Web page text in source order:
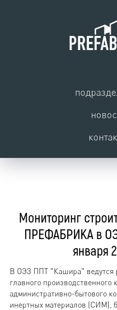
Мониторинг
ПРЕФАБРИКА в
января
В ОЭЗ ППТ "Кашира" ведутся
главного производственного
административно-бытового
инертных материалов (СИМ),